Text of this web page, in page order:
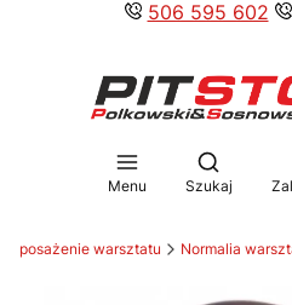
506 595 602
Menu
Otwórz
Szukaj
warsztatu Normalia